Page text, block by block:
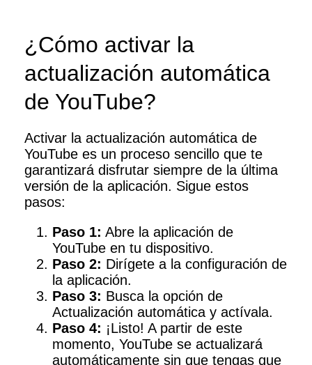
¿Cómo activar la
actualización automática
de YouTube?
Activar la actualización automática de
YouTube es un proceso sencillo que te
garantizará disfrutar siempre de la última
versión de la aplicación. Sigue estos
pasos:
Paso 1: Abre la aplicación de
YouTube en tu dispositivo.
Paso 2: Dirígete a la configuración de
la aplicación.
Paso 3: Busca la opción de
Actualización automática y actívala.
Paso 4: ¡Listo! A partir de este
momento, YouTube se actualizará
automáticamente sin que tengas que